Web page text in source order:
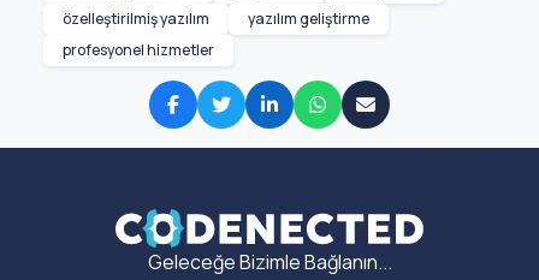
özelleştirilmiş yazılım
yazılım geliştirme
profesyonel hizmetler
Geleceğe Bizimle Bağlanın...